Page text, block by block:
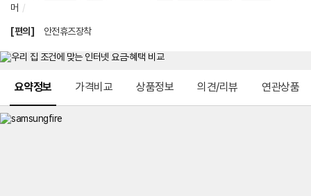
머 /
[편의] 안전휴즈장착
요약정보 가격비교 상품정보 의견/리뷰 연관상품